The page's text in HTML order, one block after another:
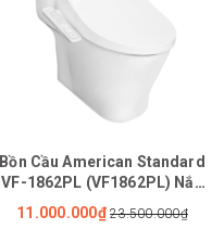
Bồn Cầu American Standard
VF-1862PL (VF1862PL) Nắp
WP-7SL1
11.000.000₫ 23.500.000₫